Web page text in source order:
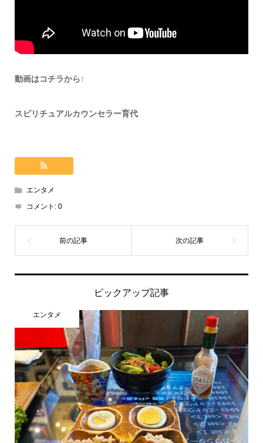
動画はコチラから↑
スピリチュアルカウンセラー育代
エンタメ
コメント: 0
ピックアップ記事
エンタメ